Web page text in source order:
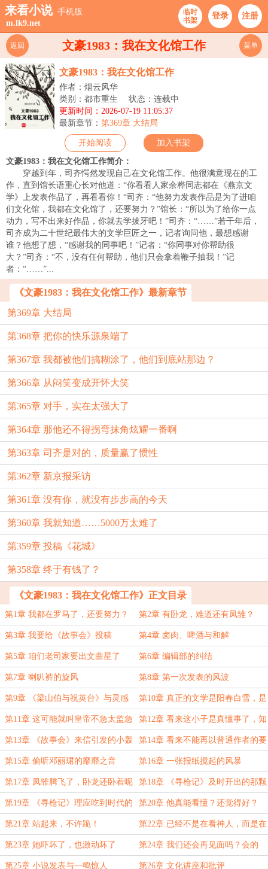
来看小说 手机版
m.lk9.net
临时
书架
登录 注册
文豪1983：我在文化馆工作
返回 菜单
文豪1983：我在文化馆工作
作者：烟云风华
类别：都市重生
状态：连载中
更新时间：2026-07-19 11:05:37
最新章节： 第369章 大结局
开始阅读 加入书架
文豪1983：我在文化馆工作简介：
穿越到年，司齐愕然发现自己在文化馆工作。他很满意现在的工
作，直到馆长语重心长对他道：“你看看人家余桦同志都在《燕京文
学》上发表作品了，再看看你！“司齐：“他努力发表作品是为了进咱
们文化馆，我都在文化馆了，还要努力？”馆长：“所以为了给你一点
动力，写不出来好作品，你就去学拔牙吧！”司齐：“……”若干年后，
司齐成为二十世纪最伟大的文学巨匠之一，记者询问他，最想感谢
谁？他想了想，“感谢我的同事吧！”记者：“你同事对你帮助很
大？”司齐：“不，没有任何帮助，他们只会拿着鞭子抽我！”记
者：“……”...
《文豪1983：我在文化馆工作》最新章节
第369章 大结局
第368章 把你的快乐源泉端了
第367章 我都被他们搞糊涂了，他们到底站那边？
第366章 从闷笑变成开怀大笑
第365章 对手，实在太强大了
第364章 那他还不得拐弯抹角炫耀一番啊
第363章 司齐是对的，质量赢了惯性
第362章 新京报采访
第361章 没有你，就没有步步高的今天
第360章 我就知道……5000万太难了
第359章 投稿《花城》
第358章 终于有钱了？
《文豪1983：我在文化馆工作》正文目录
第1章 我都在罗马了，还要努力？ 第2章 有卧龙，难道还有凤雏？
第3章 我要给《故事会》投稿 第4章 卤肉、啤酒与和解
第5章 咱们老司家要出文曲星了 第6章 编辑部的纠结
第7章 喇叭裤的旋风 第8章 第一次发表的风波
第9章 《梁山伯与祝英台》与灵感
再来
第10章 真正的文学是阳春白雪，是
孤独的事业
第11章 这可能就叫皇帝不急太监急 第12章 看来这小子是真懂事了，知
道上进了
第13章 《故事会》来信引发的小轰
动
第14章 看来不能再以普通作者的要
求，来要求他了
第15章 偷听邓丽珺的靡靡之音 第16章 一张报纸搅起的风暴
第17章 凤雏腾飞了，卧龙还卧着呢 第18章 《寻枪记》及时开出的那颗
子弹
第19章 《寻枪记》理应吃到时代的
红利
第20章 他真能看懂？还觉得好？
第21章 站起来，不许跪！ 第22章 已经不是在看神人，而是在
看“怪物”了
第23章 她吓坏了，也激动坏了 第24章 我们还会再见面吗？会的
第25章 小说发表与一鸣惊人 第26章 文化讲座和批评